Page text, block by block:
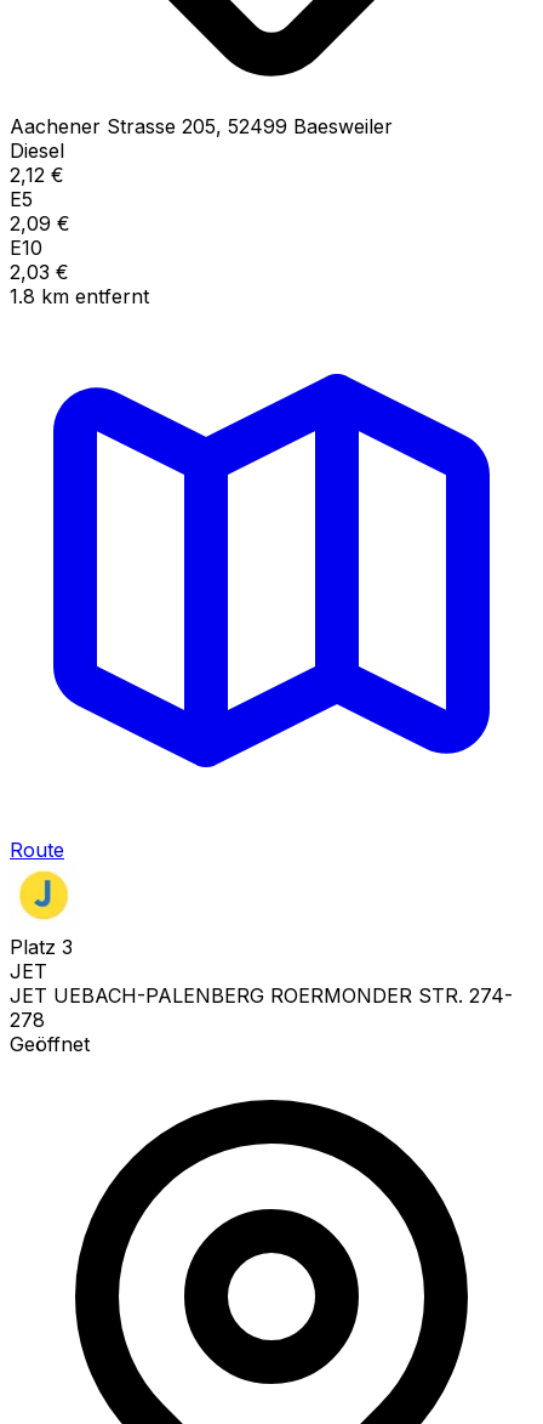
Aachener Strasse 205, 52499 Baesweiler
Diesel
2,12 €
E5
2,09 €
E10
2,03 €
1.8 km entfernt
Route
Platz 3
JET
JET UEBACH-PALENBERG ROERMONDER STR. 274-
278
Geöffnet